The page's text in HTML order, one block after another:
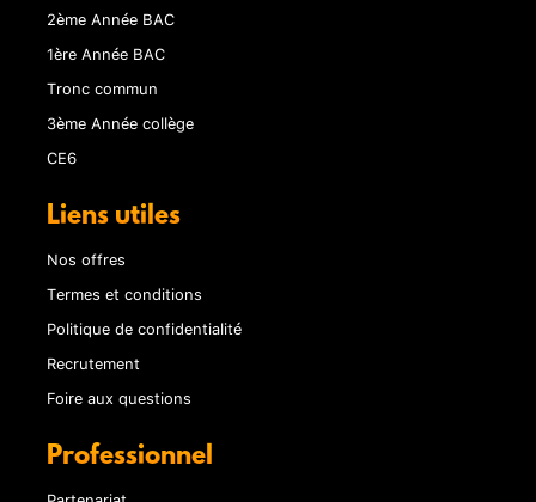
2ème Année BAC
1ère Année BAC
Tronc commun
3ème Année collège
CE6
Liens utiles
Nos offres
Termes et conditions
Politique de confidentialité
Recrutement
Foire aux questions
Professionnel